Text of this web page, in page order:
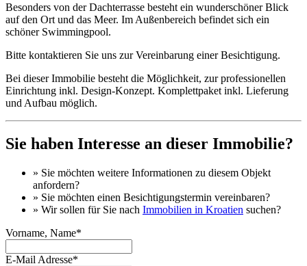
Besonders von der Dachterrasse besteht ein wunderschöner Blick
auf den Ort und das Meer. Im Außenbereich befindet sich ein
schöner Swimmingpool.
Bitte kontaktieren Sie uns zur Vereinbarung einer Besichtigung.
Bei dieser Immobilie besteht die Möglichkeit, zur professionellen
Einrichtung inkl. Design-Konzept. Komplettpaket inkl. Lieferung
und Aufbau möglich.
Sie haben Interesse an dieser Immobilie?
» Sie möchten weitere Informationen zu diesem Objekt
anfordern?
» Sie möchten einen Besichtigungstermin vereinbaren?
» Wir sollen für Sie nach Immobilien in Kroatien suchen?
Vorname, Name*
E-Mail Adresse*